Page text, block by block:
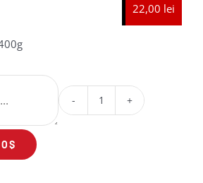
22,00 lei
Cantitate